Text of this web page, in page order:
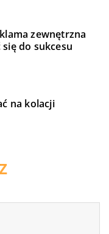
zewnętrzna
do sukcesu
na kolacji